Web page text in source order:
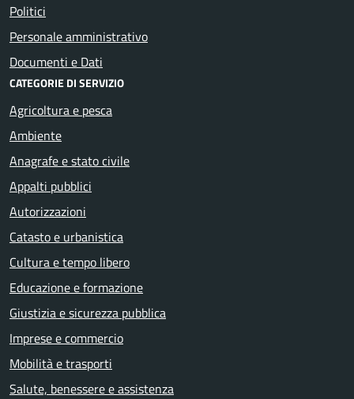
Politici
Personale amministrativo
Documenti e Dati
CATEGORIE DI SERVIZIO
Agricoltura e pesca
Ambiente
Anagrafe e stato civile
Appalti pubblici
Autorizzazioni
Catasto e urbanistica
Cultura e tempo libero
Educazione e formazione
Giustizia e sicurezza pubblica
Imprese e commercio
Mobilità e trasporti
Salute, benessere e assistenza